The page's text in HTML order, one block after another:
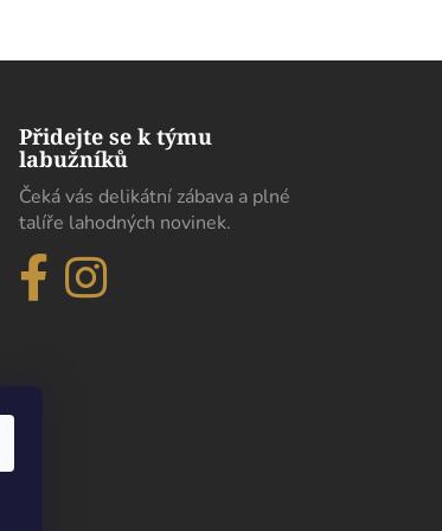
Přidejte se k týmu
labužníků
Čeká vás delikátní zábava a plné
talíře lahodných novinek.